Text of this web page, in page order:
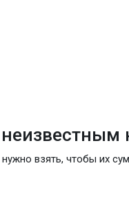
взять, чтобы их